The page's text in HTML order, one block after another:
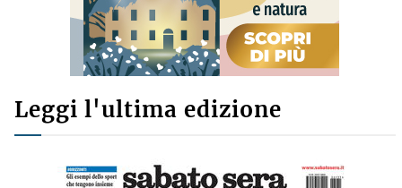
Leggi l'ultima edizione